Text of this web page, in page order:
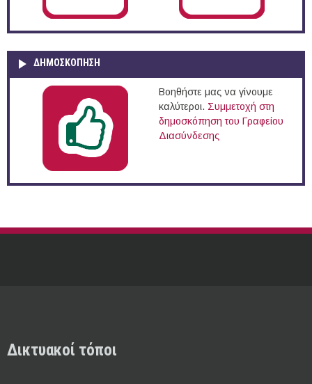
ΔΗΜΟΣΚΌΠΗΣΗ
Βοηθήστε μας να γίνουμε
καλύτεροι. Συμμετοχή στη
δημοσκόπηση του Γραφείου
Διασύνδεσης
Δικτυακοί τόποι